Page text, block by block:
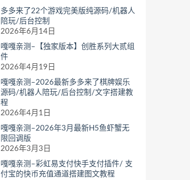
多多来了22个游戏完美版纯源码/机器人
陪玩/后台控制
2026年6月14日
嘎嘎亲测–【独家版本】创胜系列大贰组
件
2026年4月19日
嘎嘎亲测–2026最新多多来了棋牌娱乐
源码/机器人陪玩/后台控制/文字搭建教
程
2026年4月1日
嘎嘎亲测–2026年3月最新H5鱼虾蟹无
限回调版
2026年3月3日
嘎嘎亲测–彩虹易支付快手支付插件/ 支
付宝的快币充值通道搭建图文教程